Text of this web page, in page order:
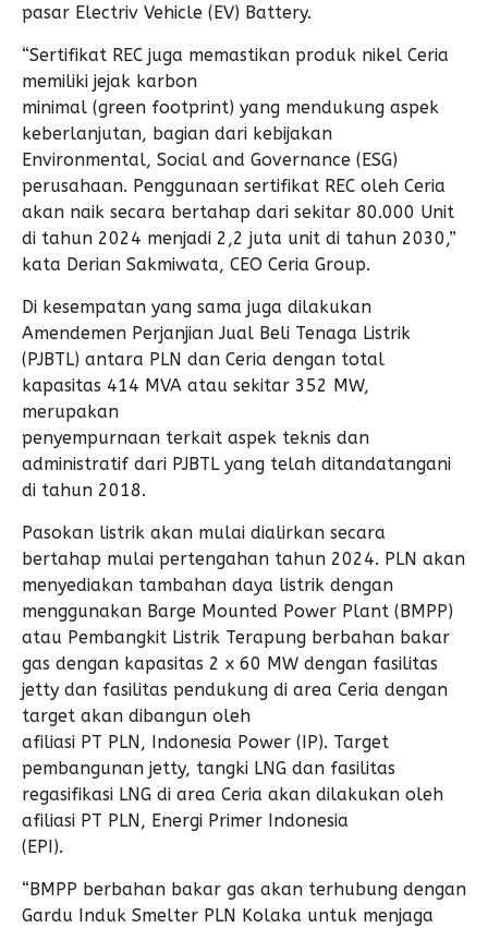
pasar Electriv Vehicle (EV) Battery.
“Sertifikat REC juga memastikan produk nikel Ceria
memiliki jejak karbon
minimal (green footprint) yang mendukung aspek
keberlanjutan, bagian dari kebijakan
Environmental, Social and Governance (ESG)
perusahaan. Penggunaan sertifikat REC oleh Ceria
akan naik secara bertahap dari sekitar 80.000 Unit
di tahun 2024 menjadi 2,2 juta unit di tahun 2030,”
kata Derian Sakmiwata, CEO Ceria Group.
Di kesempatan yang sama juga dilakukan
Amendemen Perjanjian Jual Beli Tenaga Listrik
(PJBTL) antara PLN dan Ceria dengan total
kapasitas 414 MVA atau sekitar 352 MW,
merupakan
penyempurnaan terkait aspek teknis dan
administratif dari PJBTL yang telah ditandatangani
di tahun 2018.
Pasokan listrik akan mulai dialirkan secara
bertahap mulai pertengahan tahun 2024. PLN akan
menyediakan tambahan daya listrik dengan
menggunakan Barge Mounted Power Plant (BMPP)
atau Pembangkit Listrik Terapung berbahan bakar
gas dengan kapasitas 2 x 60 MW dengan fasilitas
jetty dan fasilitas pendukung di area Ceria dengan
target akan dibangun oleh
afiliasi PT PLN, Indonesia Power (IP). Target
pembangunan jetty, tangki LNG dan fasilitas
regasifikasi LNG di area Ceria akan dilakukan oleh
afiliasi PT PLN, Energi Primer Indonesia
(EPI).
“BMPP berbahan bakar gas akan terhubung dengan
Gardu Induk Smelter PLN Kolaka untuk menjaga